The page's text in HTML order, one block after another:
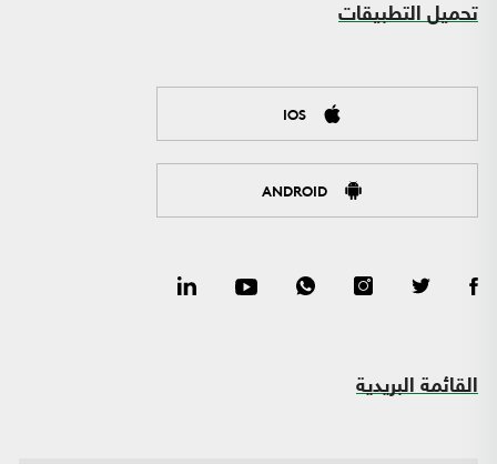
تحميل التطبيقات
IOS
ANDROID
القائمة البريدية